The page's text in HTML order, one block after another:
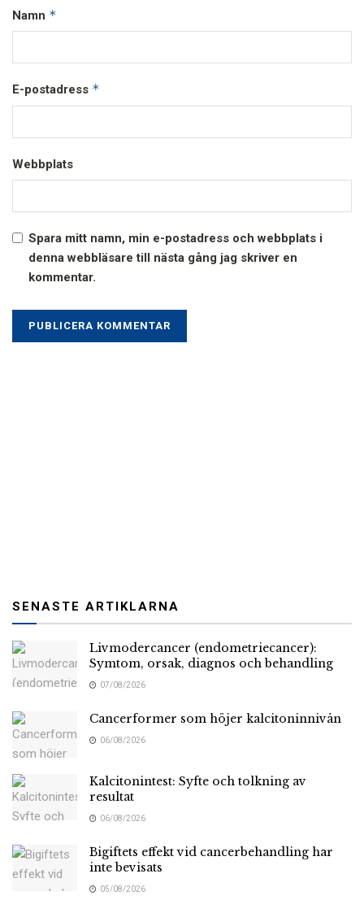
Namn *
E-postadress *
Webbplats
Spara mitt namn, min e-postadress och webbplats i
denna webbläsare till nästa gång jag skriver en
kommentar.
SENASTE ARTIKLARNA
Livmodercancer (endometriecancer):
Symtom, orsak, diagnos och behandling
07/08/2026
Cancerformer som höjer kalcitoninnivån
06/08/2026
Kalcitonintest: Syfte och tolkning av
resultat
06/08/2026
Bigiftets effekt vid cancerbehandling har
inte bevisats
05/08/2026